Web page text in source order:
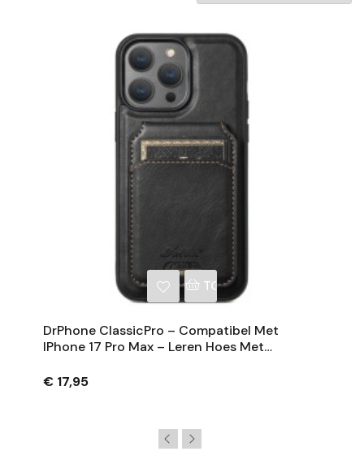
TOEVOEGEN AAN
DrPhone ClassicPro – Compatibel Met
IPhone 17 Pro Max – Leren Hoes Met
MagSafe
€ 17,95